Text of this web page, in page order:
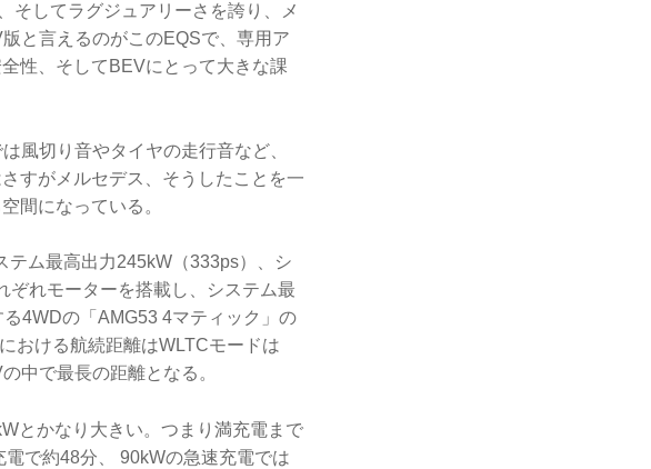
そしてラグジュアリーさを誇り、メ
と言えるのがこのEQSで、専用ア
性、そしてBEVにとって大きな課
風切り音やタイヤの走行音など、
すがメルセデス、そうしたことを一
間になっている。
テム最高出力245kW（333ps）、シ
ぞれモーターを搭載し、システム最
4WDの「AMG53 4マティック」の
おける航続距離はWLTCモードは
中で最長の距離となる。
とかなり大きい。つまり満充電まで
で約48分、 90kWの急速充電では